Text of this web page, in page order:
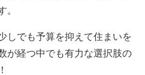
。
しでも予算を抑えて住まいを
が経つ中でも有力な選択肢の